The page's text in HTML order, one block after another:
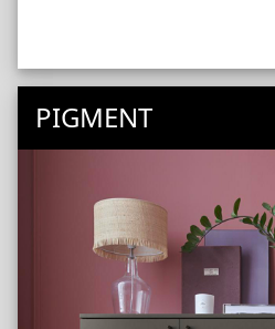
PIGMENT